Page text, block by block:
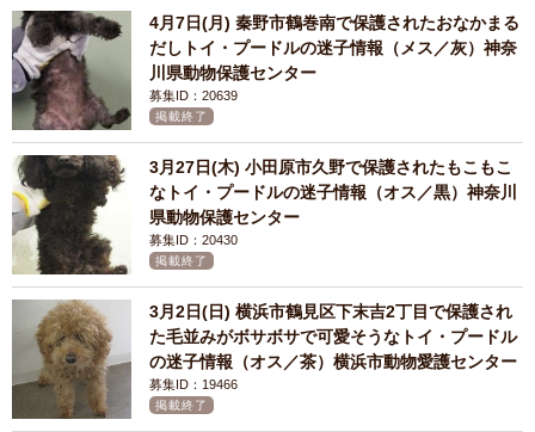
4月7日(月) 秦野市鶴巻南で保護されたおなかまる
だしトイ・プードルの迷子情報（メス／灰）神奈
川県動物保護センター
募集ID：20639
掲載終了
3月27日(木) 小田原市久野で保護されたもこもこ
なトイ・プードルの迷子情報（オス／黒）神奈川
県動物保護センター
募集ID：20430
掲載終了
3月2日(日) 横浜市鶴見区下末吉2丁目で保護され
た毛並みがボサボサで可愛そうなトイ・プードル
の迷子情報（オス／茶）横浜市動物愛護センター
募集ID：19466
掲載終了